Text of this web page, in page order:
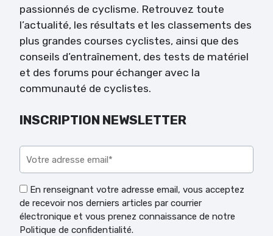
passionnés de cyclisme. Retrouvez toute
l’actualité, les résultats et les classements des
plus grandes courses cyclistes, ainsi que des
conseils d’entraînement, des tests de matériel
et des forums pour échanger avec la
communauté de cyclistes.
INSCRIPTION NEWSLETTER
En renseignant votre adresse email, vous acceptez
de recevoir nos derniers articles par courrier
électronique et vous prenez connaissance de notre
Politique de confidentialité.